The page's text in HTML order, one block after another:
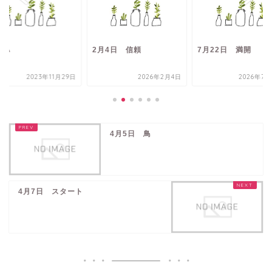
ハ
2023年11月29日
2月4日 信頼
2026年2月4日
7月22日 満開
2026年7
4月5日 鳥
4月7日 スタート